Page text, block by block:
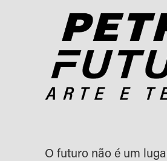
O futuro não é um